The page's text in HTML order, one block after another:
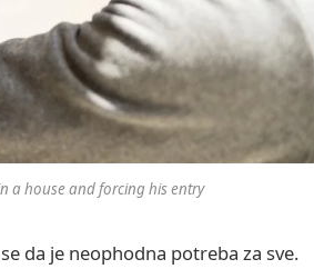
a house and forcing his entry
da je neophodna potreba za sve.